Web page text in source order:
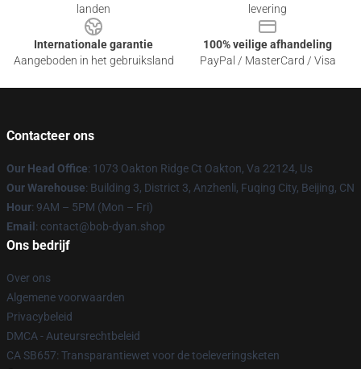
landen
levering
Internationale garantie
Aangeboden in het gebruiksland
100% veilige afhandeling
PayPal / MasterCard / Visa
Contacteer ons
Our Head Office: 1073 Oakton Ridge Ct Oakton, Va 22124, Us
Our Warehouse: Building 3, District 3, Anzhenli, Fuqing City, Beijing, CN
Hour: 9AM – 5PM (Mon – Fri)
Email : contact@bob-dyan.shop
Ons bedrijf
Over ons
Algemene voorwaarden
Privacybeleid
DMCA - Auteursrechtbeleid
CA SB657: Transparantiewet voor de toeleveringsketen